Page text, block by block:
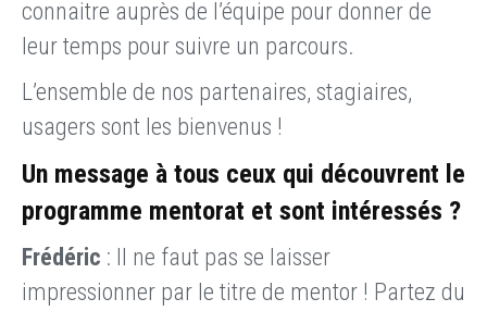
connaitre auprès de l’équipe pour donner de
leur temps pour suivre un parcours.
L’ensemble de nos partenaires, stagiaires,
usagers sont les bienvenus !
Un message à tous ceux qui découvrent le
programme mentorat et sont intéressés ?
Frédéric : Il ne faut pas se laisser
impressionner par le titre de mentor ! Partez du